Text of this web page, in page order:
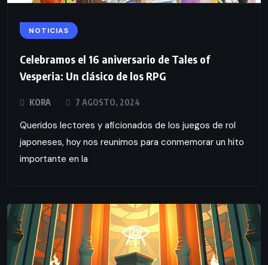
NOTICIAS
Celebramos el 16 aniversario de Tales of
Vesperia: Un clásico de los RPG
KORA 7 AGOSTO, 2024
Queridos lectores y aficionados de los juegos de rol
japoneses, hoy nos reunimos para conmemorar un hito
importante en la